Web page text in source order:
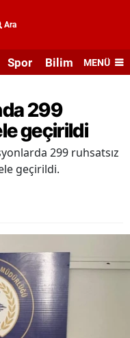
Ara
Spor Bilim veMENÜ
299
geçirildi
299 ruhsatsız
geçirildi.